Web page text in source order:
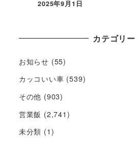
2025年9月1日
カテゴリー
お知らせ (55)
カッコいい車 (539)
その他 (903)
営業飯 (2,741)
未分類 (1)